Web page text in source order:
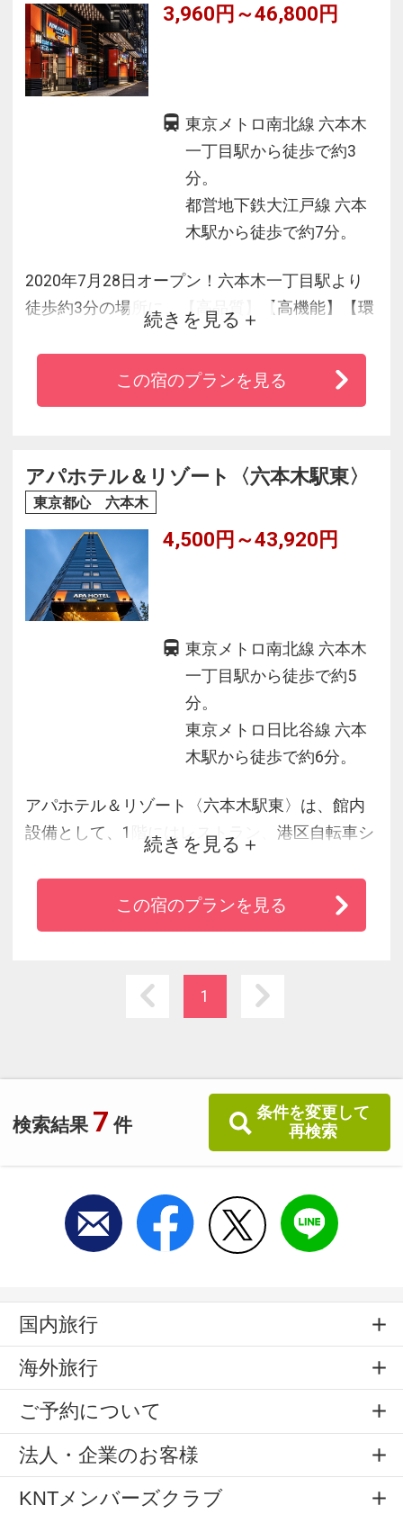
検索結果 7 件
条件を変更して
再検索
3,960円～46,800円
東京メトロ南北線 六本木
一丁目駅から徒歩で約3
分。
都営地下鉄大江戸線 六本
木駅から徒歩で約7分。
2020年7月28日オープン！六本木一丁目駅より
徒歩約3分の場所に、【高品質】【高機能】【環
境対応型】の新都市型ホテルが誕生しました！
50型以上大型液晶テレビ完備、快眠を追求した
オリジナルベッド「Cloud Fit Grand（クラウドフ
料です。
続きを見る
この宿のプランを見る
アパホテル＆リゾート〈六本木駅東〉
東京都心 六本木
4,500円～43,920円
東京メトロ南北線 六本木
一丁目駅から徒歩で約5
分。
東京メトロ日比谷線 六本
木駅から徒歩で約6分。
アパホテル＆リゾート〈六本木駅東〉は、館内
設備として、1階にはレストラン、港区自転車シ
ェアリングのサイクルポート、最上階には大浴
場・展望プール（ラウンジ併設）を付設してお
り、都心一等地において滞在そのものを楽しめ
ます。詳細はホテルまで直接お問い合わせくだ
続きを見る
この宿のプランを見る
1
国内旅行
海外旅行
ご予約について
法人・企業のお客様
KNTメンバーズクラブ